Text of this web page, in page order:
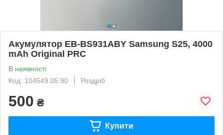
Акумулятор EB-BS931ABY Samsung S25, 4000
mAh Original PRC
В наявності
Код: 104549.05.90
Роздріб
500 ₴
Купити